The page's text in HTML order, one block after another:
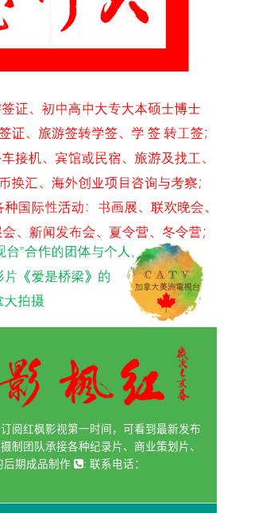
阅红枫影视第一时间，可看到最新发布
制团队承接各种纪录片、商业策划片、
后期成品制作
: 联系电话：